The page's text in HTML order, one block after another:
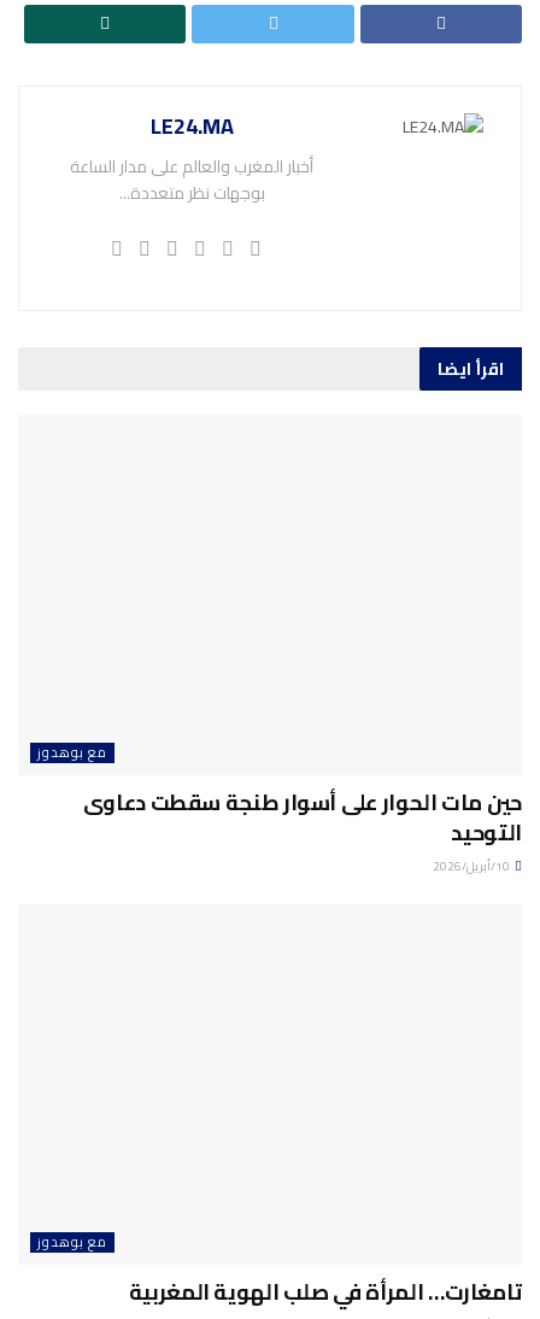
LE24.MA
أخبار المغرب والعالم على مدار الساعة
بوجهات نظر متعددة...
اقرأ ايضا
مع بوهدوز
حين مات الحوار على أسوار طنجة سقطت دعاوى
التوحيد
مع بوهدوز
تامغارت… المرأة في صلب الهوية المغربية